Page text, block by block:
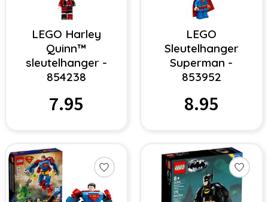
LEGO Harley
Quinn™
sleutelhanger -
854238
7.95
LEGO
Sleutelhanger
Superman -
853952
8.95